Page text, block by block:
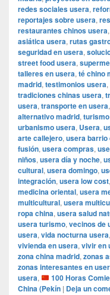
redes sociales usera,
reportajes sobre usera,
restaurantes chinos usera,
asiática usera, rutas
seguridad en usera,
street food usera,
talleres en usera, té chino
madrid, testimonios usera,
tradiciones chinas usera,
usera, transporte en usera,
alternativo madrid,
urbanismo usera, Usera,
arte callejero, usera barrio
fusión, usera compras,
niños, usera día y noche,
cultural, usera domingo,
integración, usera low cost,
medicina oriental, usera
multicultural, usera
ropa china, usera salud
usera turismo, vecinos de
usera, vida nocturna usera,
vivienda en usera, vivir en
zona china madrid, zonas
zonas interesantes en
usera,
100 Horas
China (Pekín | Deja un